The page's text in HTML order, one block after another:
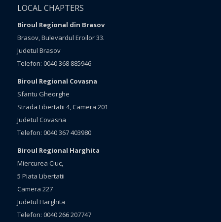
LOCAL CHAPTERS
Biroul Regional din Brasov
Brasov, Bulevardul Eroilor 33.
Judetul Brasov
Telefon: 0040 368 885946
Biroul Regional Covasna
Sfantu Gheorghe
Strada Libertatii 4, Camera 201
Judetul Covasna
Telefon: 0040 367 403980
Biroul Regional Harghita
Miercurea Ciuc,
5 Piata Libertatii
Camera 227
Judetul Harghita
Telefon: 0040 266 207747